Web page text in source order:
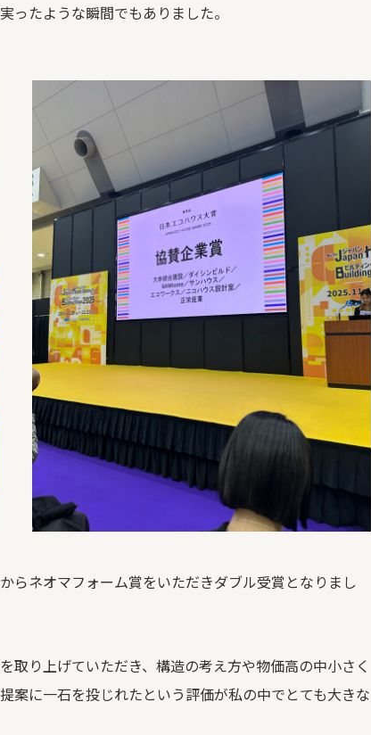
ったような瞬間でもありました。
らネオマフォーム賞をいただきダブル受賞となりまし
り上げていただき、構造の考え方や物価高の中小さく
案に一石を投じれたという評価が私の中でとても大きな